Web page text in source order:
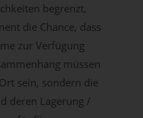
begrenzt,
die Chance, dass
zur Verfügung
müssen
sein, sondern die
deren Lagerung /